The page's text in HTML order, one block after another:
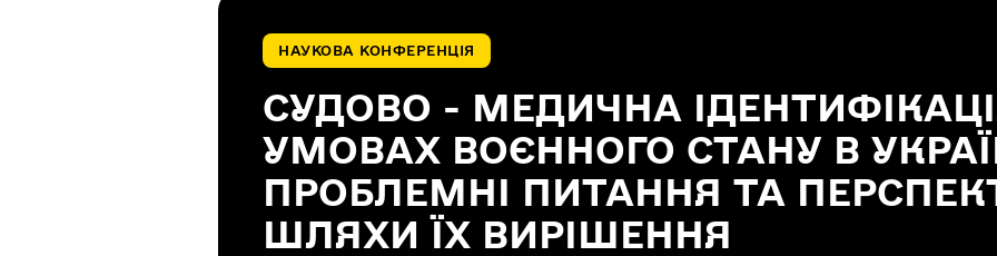
НАУКОВА КОНФЕРЕНЦІЯ
СУДОВО - МЕДИЧНА
УМОВАХ ВОЄННОГО СТАНУ В
ПРОБЛЕМНІ ПИТАННЯ ТА
ШЛЯХИ ЇХ ВИРІШЕННЯ